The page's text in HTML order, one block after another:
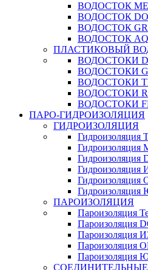
ВОДОСТОК
ВОДОСТОК
ВОДОСТОК
ВОДОСТОК
ПЛАСТИКОВЫЙ
ВОДОСТОКИ
ВОДОСТОКИ
ВОДОСТОКИ
ВОДОСТОКИ
ВОДОСТОКИ
ПАРО-ГИДРОИЗОЛЯЦИЯ
ГИДРОИЗОЛЯЦИЯ
Гидроизоляция
Гидроизоляция
Гидроизоляция
Гидроизоляция
Гидроизоляция
Гидроизоляция
ПАРОИЗОЛЯЦИЯ
Пароизоляция
Пароизоляция
Пароизоляция
Пароизоляция
Пароизоляция